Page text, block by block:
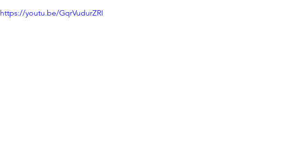
https://youtu.be/GqrVudurZRI